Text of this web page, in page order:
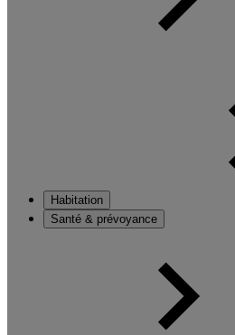
Habitation
Santé & prévoyance